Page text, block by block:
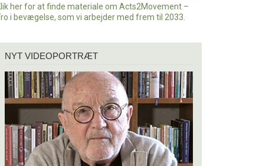
her for at finde materiale om Acts2Movement –
i bevægelse, som vi arbejder med frem til 2033.
videoportræt
NYT VIDEOPORTRÆT